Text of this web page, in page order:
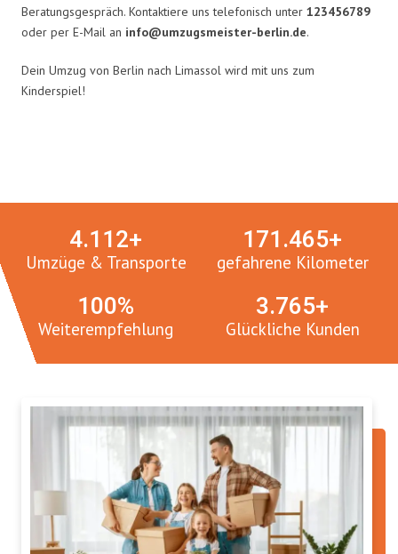
Beratungsgespräch. Kontaktiere uns telefonisch unter 123456789
oder per E-Mail an info@umzugsmeister-berlin.de.
Dein Umzug von Berlin nach Limassol wird mit uns zum
Kinderspiel!
Umzüge & Transporte
4.112+
gefahrene Kilometer
171.465+
Weiterempfehlung
100%
Glückliche Kunden
3.765+